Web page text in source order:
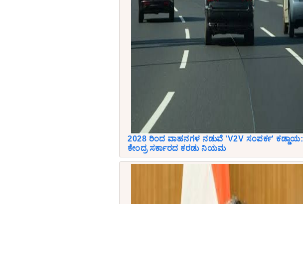
2028 ರಿಂದ ವಾಹನಗಳ ನಡುವೆ 'V2V ಸಂಪರ್ಕ' ಕಡ್ಡಾಯ:
ಕೇಂದ್ರ ಸರ್ಕಾರದ ಕರಡು ನಿಯಮ